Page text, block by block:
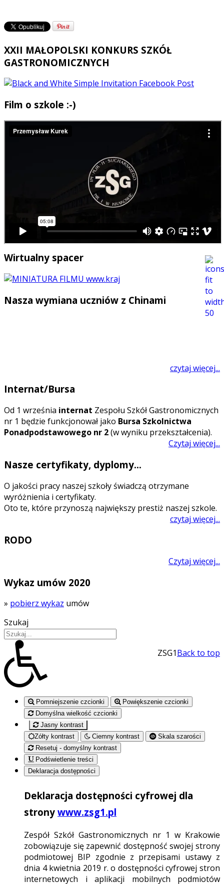
XXII MAŁOPOLSKI KONKURS SZKÓŁ
GASTRONOMICZNYCH
Film o szkole :-)
Wirtualny spacer
Nasza wymiana uczniów z Chinami
czytaj więcej...
Internat/Bursa
Od 1 września internat Zespołu Szkół Gastronomicznych
nr 1 będzie funkcjonował jako Bursa Szkolnictwa
Ponadpodstawowego nr 2(w wyniku przekształcenia).
Czytaj więcej...
Nasze certyfikaty, dyplomy...
O jakości pracy naszej szkoły świadczą otrzymane
wyróżnienia i certyfikaty.
Oto te, które przynoszą największy prestiż naszej szkole.
czytaj więcej...
RODO
Czytaj więcej...
Wykaz umów 2020
» pobierz wykaz umów
Szukaj
Back to top
ZSG1
Pomniejszenie czcionki
Powiększenie czcionki
Domyślna wielkość czcionki
Jasny kontrast
Zółty kontrast
Ciemny kontrast
Skala szarości
Resetuj - domyślny kontrast
Podświetlenie treści
Deklaracja dostępności
Deklaracja dostępności cyfrowej dla
strony www.zsg1.pl
Zespół Szkół Gastronomicznych nr 1 w Krakowie
zobowiązuje się zapewnić dostępność swojej strony
podmiotowej BIP zgodnie z przepisami ustawy z
dnia 4 kwietnia 2019 r. o dostępności cyfrowej stron
internetowych i aplikacji mobilnych podmiotów